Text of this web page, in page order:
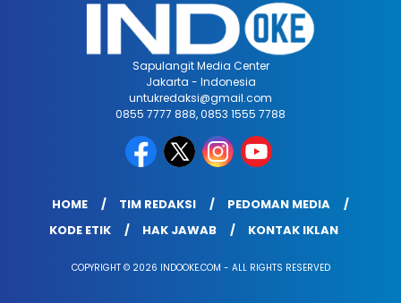
Sapulangit Media Center
Jakarta - Indonesia
untukredaksi@gmail.com
0855 7777 888, 0853 1555 7788
HOME TIM REDAKSI
PEDOMAN MEDIA
KODE ETIK
HAK JAWAB KONTAK IKLAN
COPYRIGHT © 2026 INDOOKE.COM - ALL RIGHTS RESERVED